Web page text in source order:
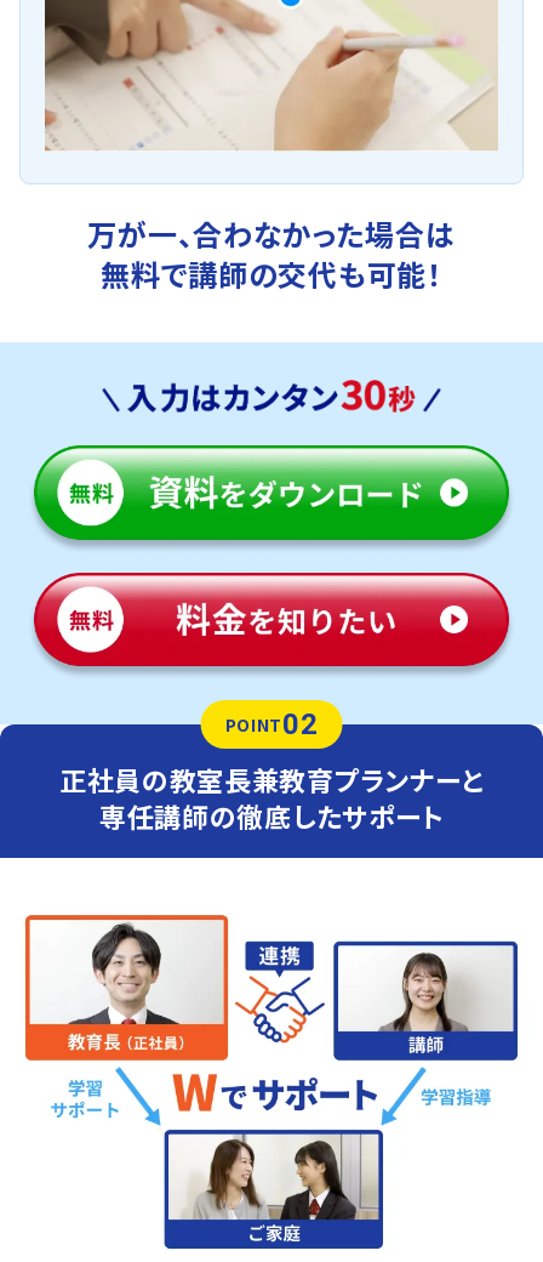
万が一、合わなかった場合は
無料で講師の交代も可能！
POINT02
正社員の教室長兼教育プランナーと
専任講師の徹底したサポート